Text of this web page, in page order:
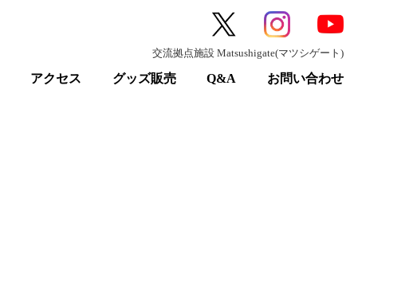
交流拠点施設 Matsushigate(マツシゲート)
アクセス グッズ販売 Q&A お問い合わせ